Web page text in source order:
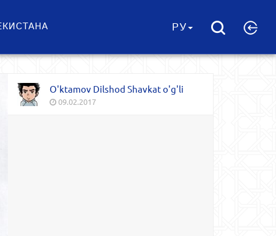
РУ
O'ktamov Dilshod Shavkat o'g'li
09.02.2017